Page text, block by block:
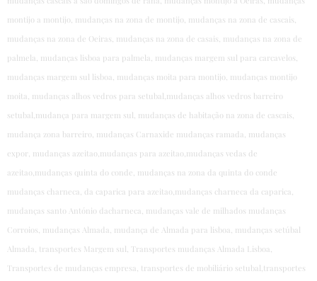
montijo a montijo, mudanças na zona de montijo, mudanças na zona de cascais,
mudanças na zona de Oeiras, mudanças na zona de casais, mudanças na zona de
palmela, mudanças lisboa para palmela, mudanças margem sul para carcavelos,
mudanças margem sul lisboa, mudanças moita para montijo, mudanças montijo
moita, mudanças alhos vedros para setubal,mudanças alhos vedros barreiro
setubal,mudança para margem sul, mudanças de habitação na zona de cascais,
mudança zona barreiro, mudanças Carnaxide mudanças ramada, mudanças
expor, mudanças azeitao,mudanças para azeitao,mudanças vedas de
azeitao,mudanças quinta do conde, mudanças na zona da quinta do conde
mudanças charneca, da caparica para azeitao,mudanças charneca da caparica,
mudanças santo António dacharneca, mudanças vale de milhados mudanças
Corroios, mudanças Almada, mudança de Almada para lisboa, mudanças setúbal
Almada, transportes Margem sul, Transportes mudanças Almada Lisboa,
Transportes de mudanças empresa, transportes de mobiliário setubal,transportes